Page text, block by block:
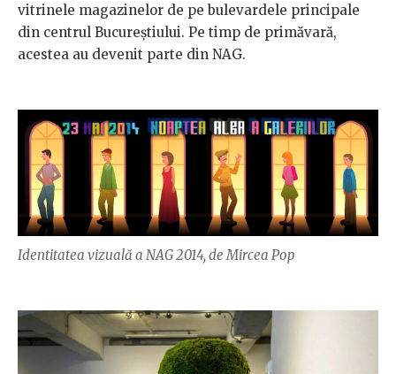
vitrinele magazinelor de pe bulevardele principale
din centrul Bucureștiului. Pe timp de primăvară,
acestea au devenit parte din NAG.
Identitatea vizuală a NAG 2014, de Mircea Pop